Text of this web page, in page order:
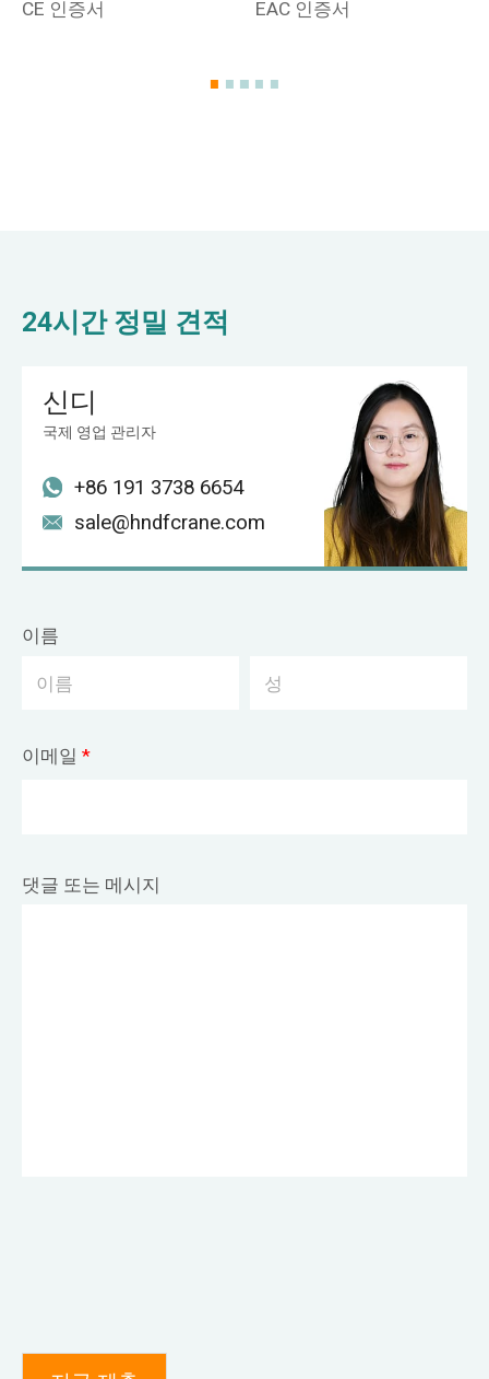
CE 인증서 EAC 인증서
24시간 정밀 견적
신디
국제 영업 관리자
+86 191 3738 6654
sale@hndfcrane.com
이름
이메일 *
댓글 또는 메시지